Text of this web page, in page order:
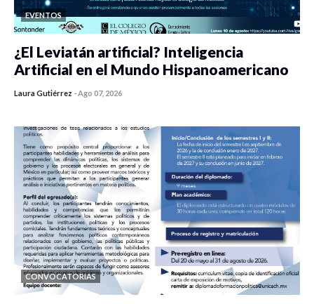
EVENTOS
¿El Leviatán artificial? Inteligencia
Artificial en el Mundo Hispanoamericano
Laura Gutiérrez -Ago 07, 2026
CONVOCATORIAS